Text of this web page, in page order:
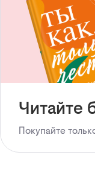
Читайте
Покупайте